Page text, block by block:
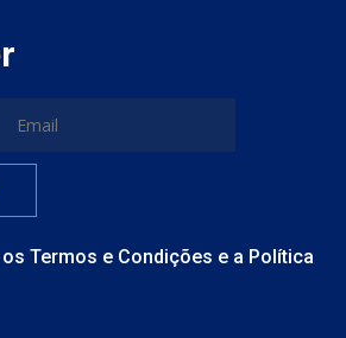
osTermos e Condições e a Política